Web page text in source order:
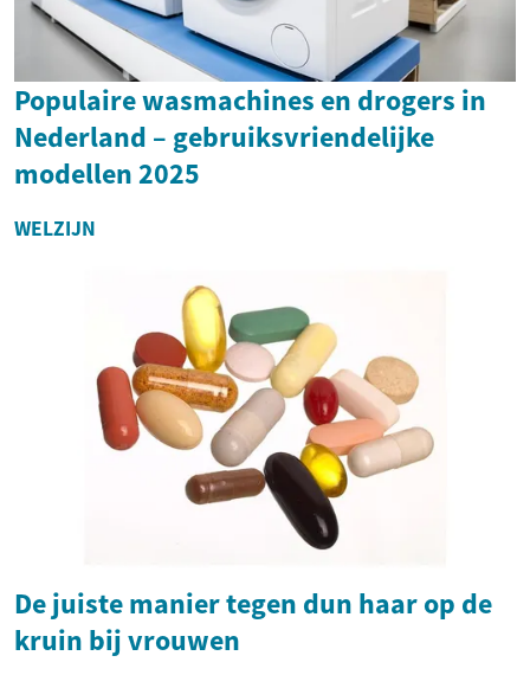
Populaire wasmachines en drogers in
Nederland – gebruiksvriendelijke
modellen 2025
WELZIJN
De juiste manier tegen dun haar op de
kruin bij vrouwen